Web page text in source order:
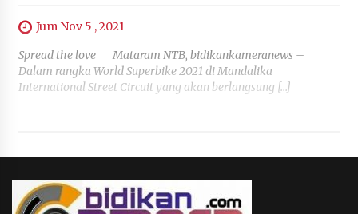
Jum Nov 5 , 2021
Spread the love Mataram NTB, bidikankameranews –
Dalam rangka World Superbike 2021 di Mandalika
International Street Circuit yang akan berlangsung […]